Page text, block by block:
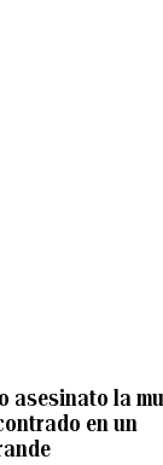
asesinato la
en un